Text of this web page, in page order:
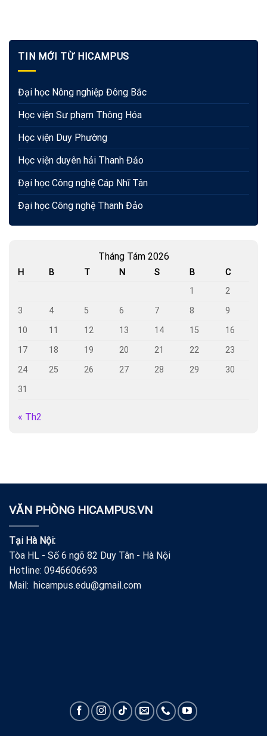
TIN MỚI TỪ HICAMPUS
Đại học Nông nghiệp Đông Bắc
Học viện Sư phạm Thông Hóa
Học viện Duy Phường
Học viện duyên hải Thanh Đảo
Đại học Công nghệ Cáp Nhĩ Tân
Đại học Công nghệ Thanh Đảo
Tháng Tám 2026
H B T N S B
C
1
2
3
4 5 6 7 8
9
10
11 12 13 14 15
16
17
18 19 20 21 22
23
24
25 26 27 28 29
30
31
« Th2
VĂN PHÒNG HICAMPUS.VN
Tại Hà Nội:
Tòa HL - Số 6 ngõ 82 Duy Tân - Hà Nội
Hotline: 0946606693
Mail: hicampus.edu@gmail.com